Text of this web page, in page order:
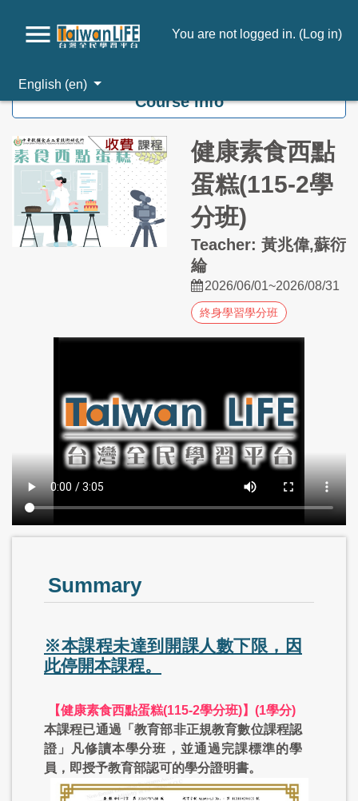
You are not logged in. (Log in)
English ‎(en)‎
Course info
健康素食西點
蛋糕(115-2學
分班)
Teacher: 黃兆偉,蘇衍
綸
2026/06/01~2026/08/31
終身學習學分班
Summary
※本課程未達到開課人數下限，因
此停開本課程。
【健康素食西點蛋糕(115-2學分班)】(1學分)
本課程已通過「教育部非正規教育數位課程認
證」凡修讀本學分班，並通過完課標準的學
員，即授予教育部認可的學分證明書。